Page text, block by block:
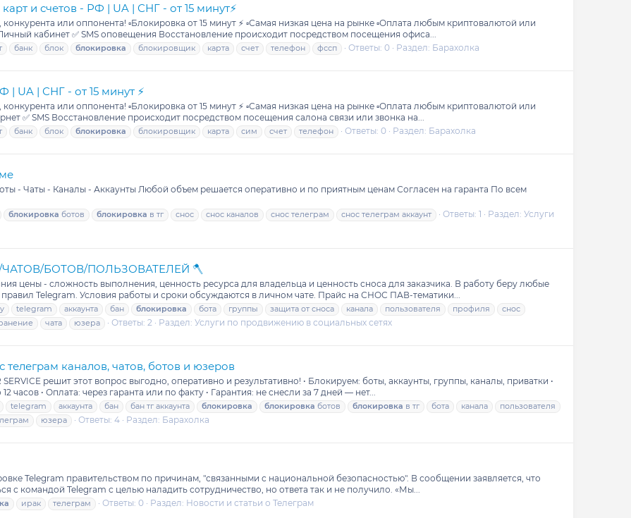
и счетов - РФ | UA | СНГ - от 15 минут⚡️
или оппонента! ▫️Блокировка от 15 минут ⚡️ ▫️Самая низкая цена на рынке ▫️Оплата любым криптовалютой или
кабинет ✅ SMS оповещения Восстановление происходит посредством посещения офиса...
банк блок блокировка блокировщик карта счет телефон фссп Ответы: 0 Раздел: Барахолка
| UA | СНГ - от 15 минут ⚡️
или оппонента! ▫️Блокировка от 15 минут ⚡️ ▫️Самая низкая цена на рынке ▫️Оплата любым криптовалютой или
✅ SMS Восстановление происходит посредством посещения салона связи или звонка на...
банк блок блокировка блокировщик карта сим счет телефон Ответы: 0 Раздел: Барахолка
- Чаты - Каналы - Аккаунты Любой объем решается оперативно и по приятным ценам Согласен на гаранта По всем
блокировка ботов блокировка в тг снос снос каналов снос телеграм снос телеграм аккаунт Ответы: 1 Раздел: Услуги
ЧАТОВ/БОТОВ/ПОЛЬЗОВАТЕЛЕЙ 🪓
- сложность выполнения, ценность ресурса для владельца и ценность сноса для заказчика. В работу беру любые
Telegram. Условия работы и сроки обсуждаются в личном чате. Прайс на СНОС ПАВ-тематики...
telegram аккаунта бан блокировка бота группы защита от сноса канала пользователя профиля
снос
чата юзера Ответы: 2 Раздел: Услуги по продвижению в социальных сетях
телеграм каналов, чатов, ботов и юзеров
решит этот вопрос выгодно, оперативно и результативно! • Блокируем: боты, аккаунты, группы, каналы, приватки •
часов • Оплата: через гаранта или по факту • Гарантия: не снесли за 7 дней — нет...
telegram аккаунта бан бан тг аккаунта блокировка блокировка ботов блокировка в тг бота канала
пользователя
юзера Ответы: 4 Раздел: Барахолка
Telegram правительством по причинам, "связанными с национальной безопасностью". В сообщении заявляется, что
с командой Telegram с целью наладить сотрудничество, но ответа так и не получило. «Мы...
ирак телеграм Ответы: 0 Раздел: Новости и статьи о Телеграм